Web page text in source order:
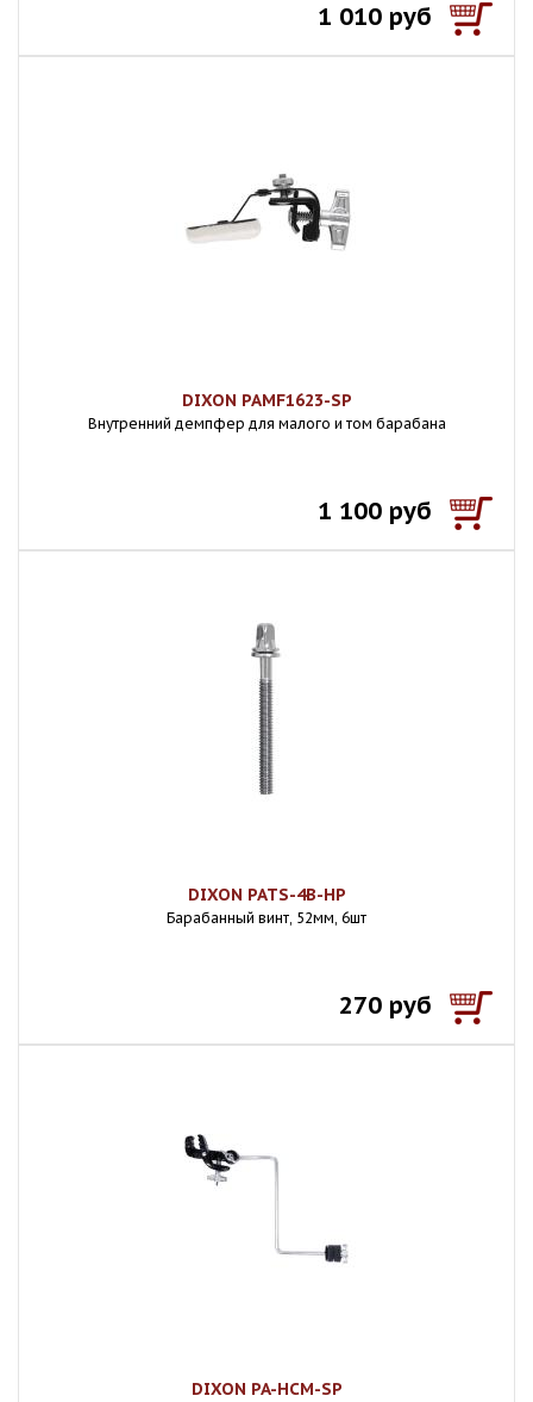
1 010 руб
DIXON PAMF1623-SP
Внутренний демпфер для малого и том барабана
1 100 руб
DIXON PATS-4B-HP
Барабанный винт, 52мм, 6шт
270 руб
DIXON PA-HCM-SP